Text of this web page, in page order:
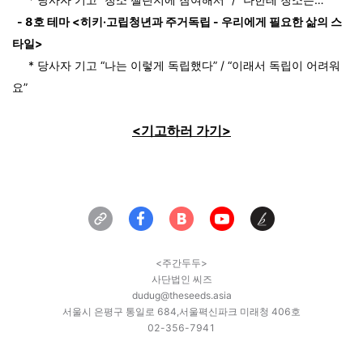
- 8호 테마 <히키·고립청년과 주거독립 - 우리에게 필요한 삶의 스
타일>
* 당사자 기고 “나는 이렇게 독립했다” / “이래서 독립이 어려워
요”
<기고하러 가기>
<주간두두>
사단법인 씨즈
dudug@theseeds.asia
서울시 은평구 통일로 684,서울펵신파크 미래청 406호
02-356-7941